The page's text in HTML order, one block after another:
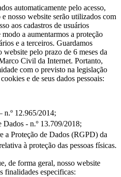
automaticamente pelo acesso,
nosso website serão utilizados com
aos cadastros de usuários
a aumentarmos a proteção
e a terceiros. Guardamos
website pelo prazo de 6 meses da
Civil da Internet. Portanto,
com o previsto na legislação
e de seus dados pessoais:
n.º 12.965/2014;
- n.º 13.709/2018;
a Proteção de Dados (RGPD) da
à proteção das pessoas físicas.
de forma geral, nosso website
finalidades especificas: